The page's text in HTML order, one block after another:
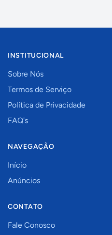
INSTITUCIONAL
Sobre Nós
Termos de Serviço
Política de Privacidade
FAQ's
NAVEGAÇÃO
Início
Anúncios
CONTATO
Fale Conosco